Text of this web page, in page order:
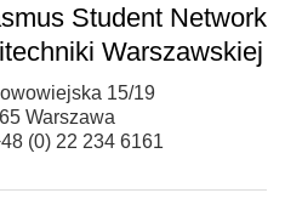
Student Network
Warszawskiej
15/19
Warszawa
(0) 22 234 6161